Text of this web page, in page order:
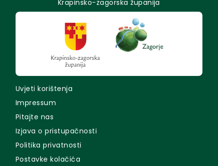
Krapinsko-zagorska županija
Uvjeti korištenja
Impressum
Pitajte nas
Izjava o pristupačnosti
Politika privatnosti
Postavke kolačića